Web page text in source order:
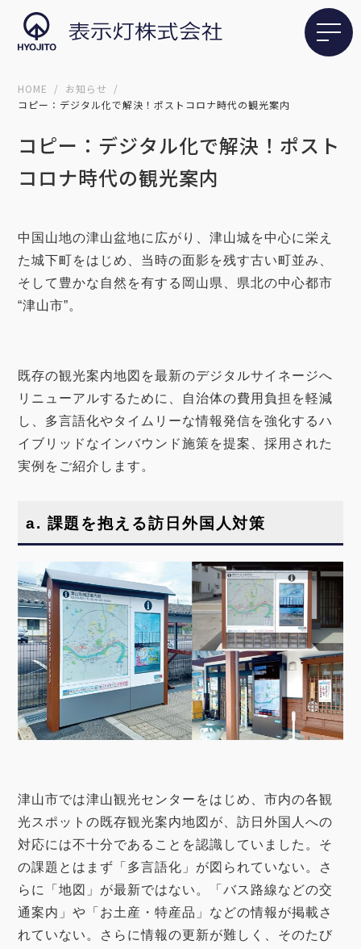
HOME
お知らせ
コピー：デジタル化で解決！ポストコロナ時代の観光案内
コピー：デジタル化で解決！ポスト
コロナ時代の観光案内
中国山地の津山盆地に広がり、津山城を中心に栄え
た城下町をはじめ、当時の面影を残す古い町並み、
そして豊かな自然を有する岡山県、県北の中心都市
“津山市”。
既存の観光案内地図を最新のデジタルサイネージへ
リニューアルするために、自治体の費用負担を軽減
し、多言語化やタイムリーな情報発信を強化するハ
イブリッドなインバウンド施策を提案、採用された
実例をご紹介します。
a. 課題を抱える訪日外国人対策
津山市では津山観光センターをはじめ、市内の各観
光スポットの既存観光案内地図が、訪日外国人への
対応には不十分であることを認識していました。そ
の課題とはまず「多言語化」が図られていない。さ
らに「地図」が最新ではない。「バス路線などの交
通案内」や「お土産・特産品」などの情報が掲載さ
れていない。さらに情報の更新が難しく、そのたび